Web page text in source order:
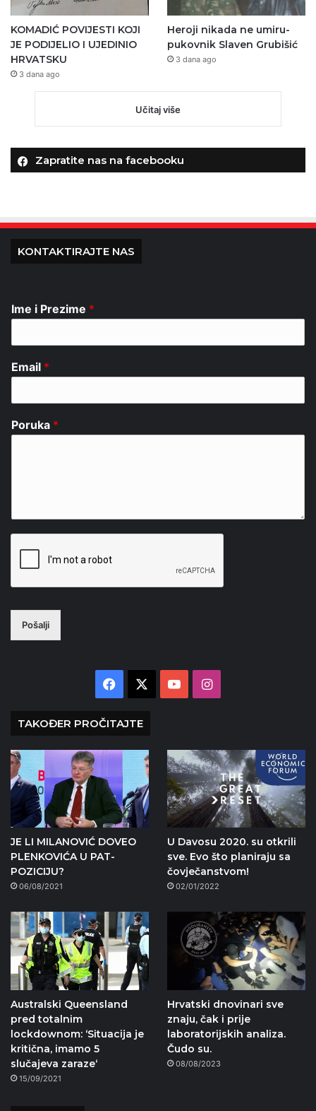
KOMADIĆ POVIJESTI KOJI
JE PODIJELIO I UJEDINIO
HRVATSKU
3 dana ago
Heroji nikada ne umiru-
pukovnik Slaven Grubišić
3 dana ago
Učitaj više
Zapratite nas na facebooku
KONTAKTIRAJTE NAS
Ime i Prezime *
Email *
Poruka *
Pošalji
Facebook YouTubeInstagram
TAKOĐER PROČITAJTE
JE LI MILANOVIĆ DOVEO
PLENKOVIĆA U PAT-
POZICIJU?
06/08/2021
U Davosu 2020. su otkrili
sve. Evo što planiraju sa
čovječanstvom!
02/01/2022
Australski Queensland
pred totalnim
lockdownom: ‘Situacija je
kritična, imamo 5
slučajeva zaraze‘
15/09/2021
Hrvatski dnovinari sve
znaju, čak i prije
laboratorijskih analiza.
Čudo su.
08/08/2023